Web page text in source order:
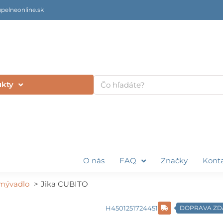
Vyhľadať
O nás FAQ Značky
Jika CUBITO
H4501251724451 DOPRAVA